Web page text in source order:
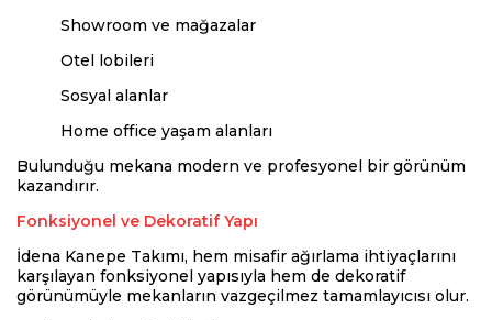
Showroom ve mağazalar
Otel lobileri
Sosyal alanlar
Home office yaşam alanları
Bulunduğu mekana modern ve profesyonel bir görünüm
kazandırır.
Fonksiyonel ve Dekoratif Yapı
İdena Kanepe Takımı, hem misafir ağırlama ihtiyaçlarını
karşılayan fonksiyonel yapısıyla hem de dekoratif
görünümüyle mekanların vazgeçilmez tamamlayıcısı olur.